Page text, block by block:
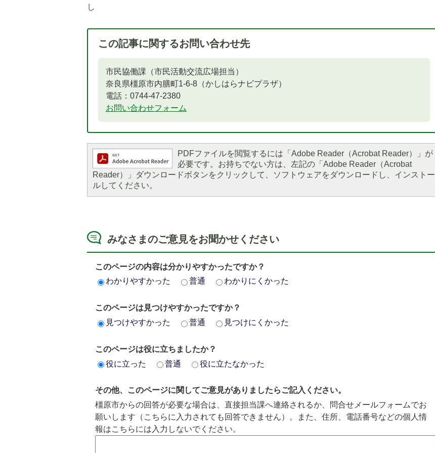
し
この記事に関するお問い合わせ先
市民協働課（市民活動交流広場担当）
奈良県橿原市内膳町1-6-8（かしはらナビプラザ）
電話：0744-47-2380
お問い合わせフォーム
PDFファイルを閲覧するには「Adobe Reader（Acrobat Reader）」が
必要です。お持ちでない方は、左記の「Adobe Reader（Acrobat
Reader）」ダウンロードボタンをクリックして、ソフトウェアをダウンロードし、インストー
ルしてください。
みなさまのご意見をお聞かせください
このページの内容は分かりやすかったですか？
わかりやすかった
普通 わかりにくかった
このページは見つけやすかったですか？
見つけやすかった
普通 見つけにくかった
このページは役に立ちましたか？
役に立った
普通 役に立たなかった
その他、このページに関してご意見がありましたらご記入ください。
橿原市からの回答が必要な場合は、直接担当課へ連絡されるか、問合せメールフォームでお
願いします（こちらに入力されても回答できません）。また、住所、電話番号などの個人情
報はこちらには入力しないでください。